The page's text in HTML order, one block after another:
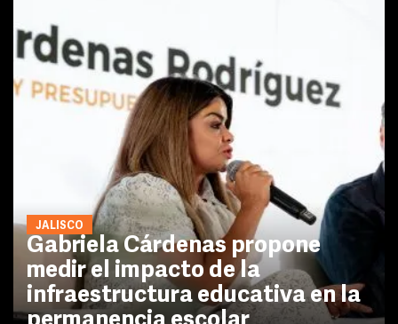
JALISCO
Gabriela Cárdenas propone
medir el impacto de la
infraestructura educativa en la